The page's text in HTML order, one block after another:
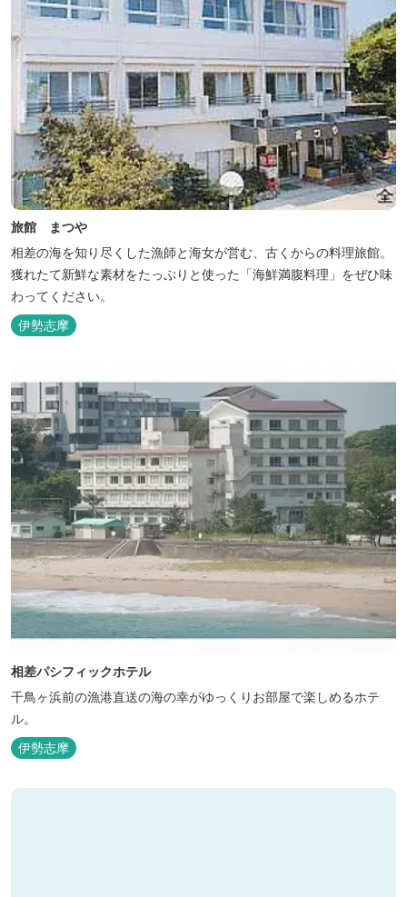
旅館 まつや
相差の海を知り尽くした漁師と海女が営む、古くからの料理旅館。
獲れたて新鮮な素材をたっぷりと使った「海鮮満腹料理」をぜひ味
わってください。
伊勢志摩
相差パシフィックホテル
千鳥ヶ浜前の漁港直送の海の幸がゆっくりお部屋で楽しめるホテ
ル。
伊勢志摩